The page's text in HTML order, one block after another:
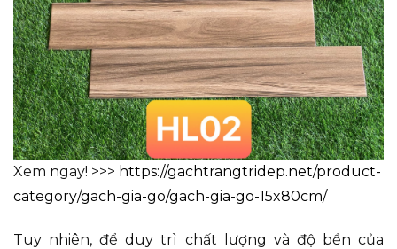
Xem ngay! >>> https://gachtrangtridep.net/product-
category/gach-gia-go/gach-gia-go-15x80cm/
Tuy nhiên, để duy trì chất lượng và độ bền của